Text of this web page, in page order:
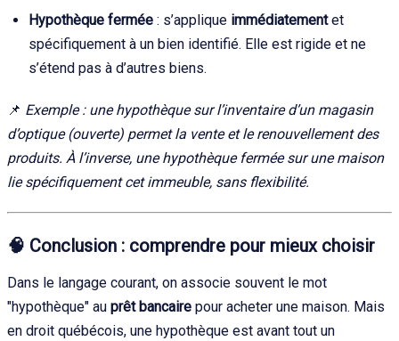
Hypothèque fermée : s’applique immédiatementet
spécifiquement à un bien identifié. Elle est rigide et ne
s’étend pas à d’autres biens.
📌 Exemple : une hypothèque sur l’inventaire d’un magasin
d’optique (ouverte) permet la vente et le renouvellement des
produits. À l’inverse, une hypothèque fermée sur une maison
lie spécifiquement cet immeuble, sans flexibilité.
🧠 Conclusion : comprendre pour mieux choisir
Dans le langage courant, on associe souvent le mot
"hypothèque" au prêt bancaire pour acheter une maison. Mais
en droit québécois, une hypothèque est avant tout un